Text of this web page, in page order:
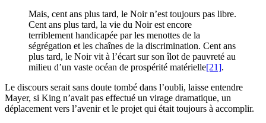
Mais, cent ans plus tard, le Noir n’est toujours pas libre.
Cent ans plus tard, la vie du Noir est encore
terriblement handicapée par les menottes de la
ségrégation et les chaînes de la discrimination. Cent ans
plus tard, le Noir vit à l’écart sur son îlot de pauvreté au
milieu d’un vaste océan de prospérité matérielle[21].
Le discours serait sans doute tombé dans l’oubli, laisse entendre
Mayer, si King n’avait pas effectué un virage dramatique, un
déplacement vers l’avenir et le projet qui était toujours à accomplir.